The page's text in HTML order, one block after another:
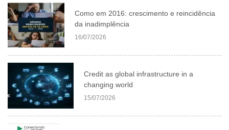
Como em 2016: crescimento e reincidência
da inadimplência
16/07/2026
Credit as global infrastructure in a
changing world
15/07/2026